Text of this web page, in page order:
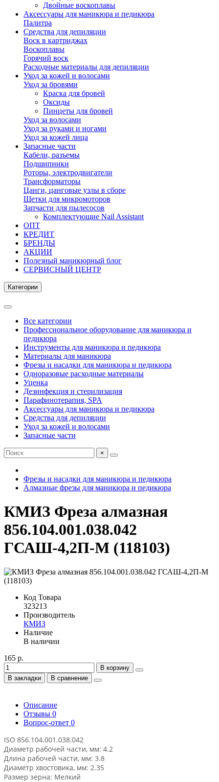
Двойные воскоплавы
Аксессуары для маникюра и педикюра
Палитра
Средства для депиляции
Воск в картриджах
Воскоплавы
Горячий воск
Расходные материалы для депиляции
Уход за кожей и волосами
Уход за бровями
Краска для бровей
Оксиды
Пинцеты для бровей
Уход за волосами
Уход за руками и ногами
Уход за кожей лица
Запасные части
Кабели, разъемы
Подшипники
Роторы, электродвигатели
Трансформаторы
Цанги, цанговые узлы в сборе
Щетки для микромоторов
Запчасти для пылесосов
Комплектующие Nail Assistant
ОПТ
КРЕДИТ
БРЕНДЫ
АКЦИИ
Полезный маникюрный блог
СЕРВИСНЫЙ ЦЕНТР
Категории
Все категории
Профессиональное оборудование для маникюра и
педикюра
Инструменты для маникюра и педикюра
Материалы для маникюра
Фрезы и насадки для маникюра и педикюра
Одноразовые расходные материалы
Уценка
Дезинфекция и стерилизация
Парафинотерапия, SPA
Аксессуары для маникюра и педикюра
Средства для депиляции
Уход за кожей и волосами
Запасные части
×
Фрезы и насадки для маникюра и педикюра
Алмазные фрезы для маникюра и педикюра
КМИЗ Фреза алмазная
856.104.001.038.042
ГСАШ-4,2П-М (118103)
Код Товара
323213
Производитель
КМИЗ
Наличие
В наличии
165 р.
В корзину
В закладки
В сравнение
Описание
Отзывы 0
Вопрос-ответ 0
ISO 856.104.001.038.042
Диаметр рабочей части, мм: 4.2
Длина рабочей части, мм: 3.8
Диаметр хвостовика, мм: 2.35
Размер зерна: Мелкий